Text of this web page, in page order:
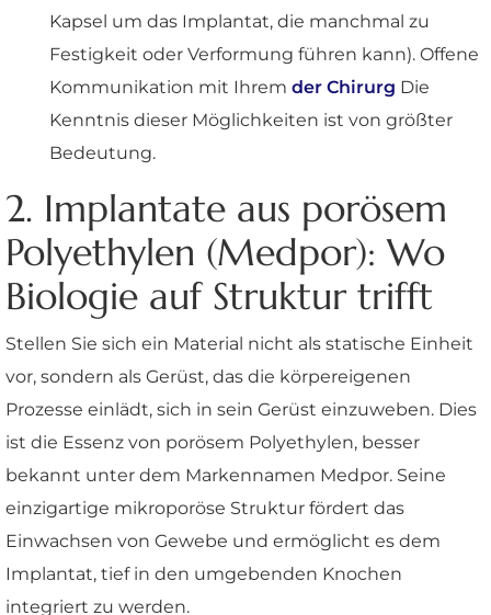
Kapsel um das Implantat, die manchmal zu
Festigkeit oder Verformung führen kann). Offene
Kommunikation mit Ihrem der Chirurg Die
Kenntnis dieser Möglichkeiten ist von größter
Bedeutung.
2. Implantate aus porösem
Polyethylen (Medpor): Wo
Biologie auf Struktur trifft
Stellen Sie sich ein Material nicht als statische Einheit
vor, sondern als Gerüst, das die körpereigenen
Prozesse einlädt, sich in sein Gerüst einzuweben. Dies
ist die Essenz von porösem Polyethylen, besser
bekannt unter dem Markennamen Medpor. Seine
einzigartige mikroporöse Struktur fördert das
Einwachsen von Gewebe und ermöglicht es dem
Implantat, tief in den umgebenden Knochen
integriert zu werden.